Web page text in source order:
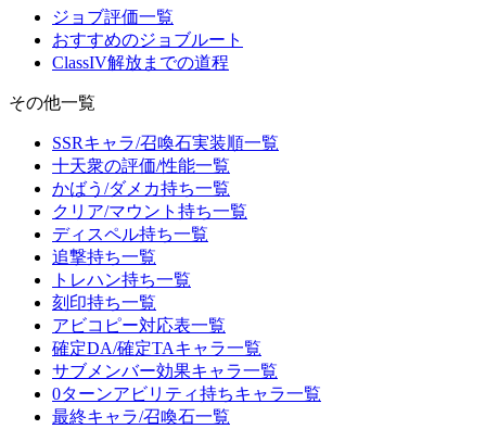
ジョブ評価一覧
おすすめのジョブルート
ClassIV解放までの道程
その他一覧
SSRキャラ/召喚石実装順一覧
十天衆の評価/性能一覧
かばう/ダメカ持ち一覧
クリア/マウント持ち一覧
ディスペル持ち一覧
追撃持ち一覧
トレハン持ち一覧
刻印持ち一覧
アビコピー対応表一覧
確定DA/確定TAキャラ一覧
サブメンバー効果キャラ一覧
0ターンアビリティ持ちキャラ一覧
最終キャラ/召喚石一覧